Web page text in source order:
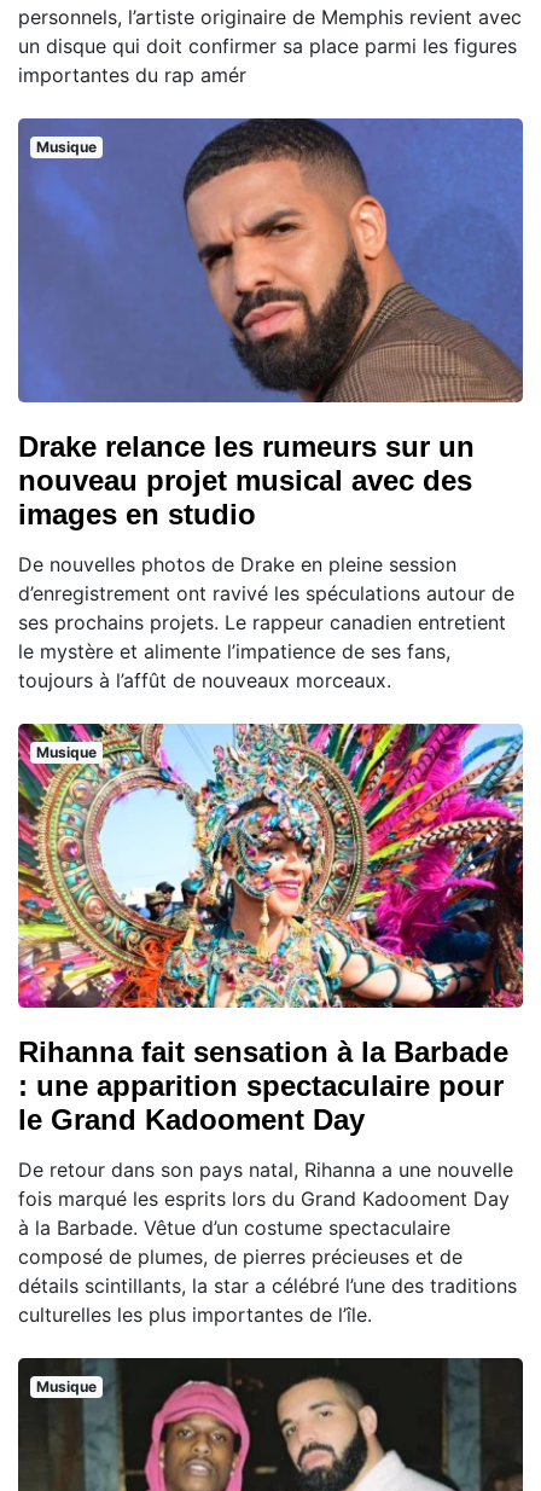
personnels, l’artiste originaire de Memphis revient avec
un disque qui doit confirmer sa place parmi les figures
importantes du rap amér
Musique
Drake relance les rumeurs sur un
nouveau projet musical avec des
images en studio
De nouvelles photos de Drake en pleine session
d’enregistrement ont ravivé les spéculations autour de
ses prochains projets. Le rappeur canadien entretient
le mystère et alimente l’impatience de ses fans,
toujours à l’affût de nouveaux morceaux.
Musique
Rihanna fait sensation à la Barbade
: une apparition spectaculaire pour
le Grand Kadooment Day
De retour dans son pays natal, Rihanna a une nouvelle
fois marqué les esprits lors du Grand Kadooment Day
à la Barbade. Vêtue d’un costume spectaculaire
composé de plumes, de pierres précieuses et de
détails scintillants, la star a célébré l’une des traditions
culturelles les plus importantes de l’île.
Musique